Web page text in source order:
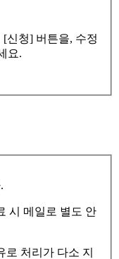
신청] 버튼을, 수정
요.
시 메일로 별도 안
처리가 다소 지